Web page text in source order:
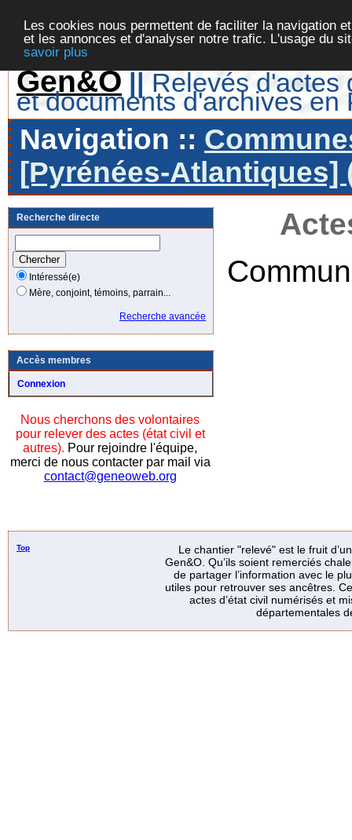
Les cookies nous permettent de faciliter la navigation
et les annonces et d'analyser notre trafic. L'usage du
savoir plus
Gen&O || Relevés d'actes
et documents d'archives en
Navigation ::
[Pyrénées-Atlantiques]
Recherche directe
Intéressé(e)
Mère, conjoint, témoins, parrain...
Recherche avancée
Accès membres
Connexion
Nous cherchons des volontaires
pour relever des actes (état civil et
autres). Pour rejoindre l'équipe,
merci de nous contacter par mail via
contact@geneoweb.org
Top
Le chantier "relevé" est le fruit
Gen&O. Qu’ils soient remerciés
de partager l’information avec le
utiles pour retrouver ses ancêtres.
actes d’état civil numérisés et
départementales